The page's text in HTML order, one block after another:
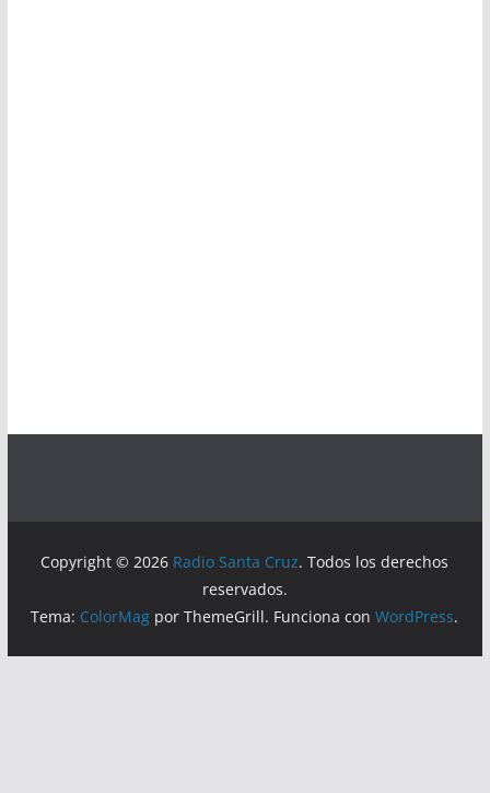
Copyright © 2026 Radio Santa Cruz. Todos los derechos
reservados.
Tema: ColorMag por ThemeGrill. Funciona conWordPress.